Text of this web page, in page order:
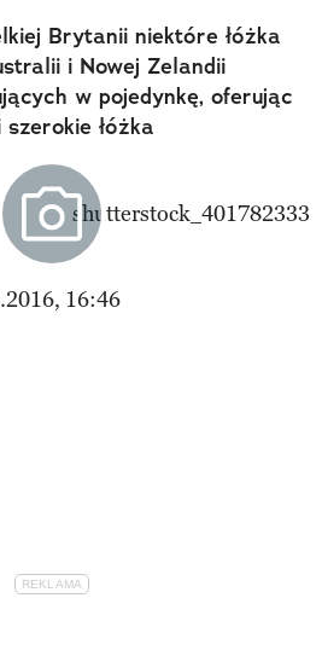
Brytanii niektóre łóżka
i Nowej Zelandii
w pojedynkę, oferując
łóżka
16:46